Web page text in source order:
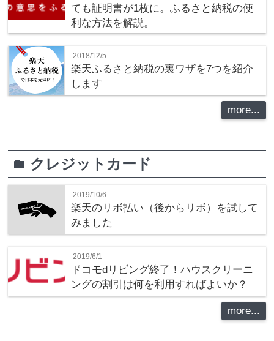
ても証明書が1枚に。ふるさと納税の便
利な方法を解説。
2018/12/5
楽天ふるさと納税の裏ワザを7つを紹介
します
more...
folder クレジットカード
2019/10/6
楽天のリボ払い（後からリボ）を試して
みました
2019/6/1
ドコモdリビング終了！ハウスクリーニ
ングの割引は何を利用すればよいか？
more...